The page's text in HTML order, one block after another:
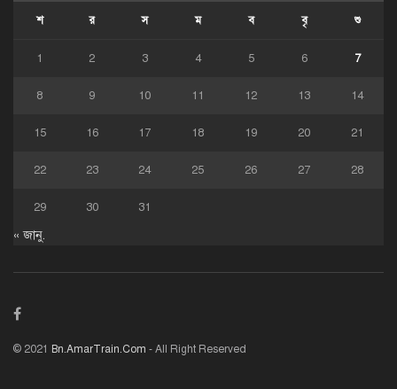
শ র স ম ব বৃ শু
1 2 3 4 5 6 7
8 9 10 11 12 13 14
15 16 17 18 19 20 21
22 23 24 25 26 27 28
29 30 31
« জানু.
© 2021 Bn.AmarTrain.Com - All Right Reserved